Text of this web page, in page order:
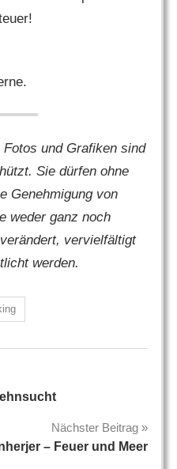
und Grafiken sind
Sie dürfen ohne
Genehmigung von
weder ganz noch
vervielfältigt
werden.
Nächster Beitrag
– Feuer und Meer